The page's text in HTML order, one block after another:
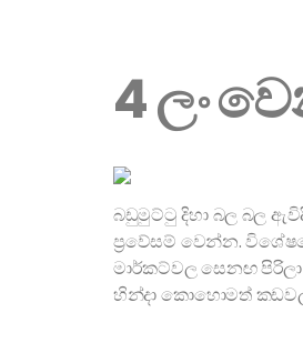
4 ලං
බඩුමුට්ටු දිහා බල බල
ප්‍රවේසම් වෙන්න.
මාර්කට්වල සෙනඟ
හින්දා කොහොමත්